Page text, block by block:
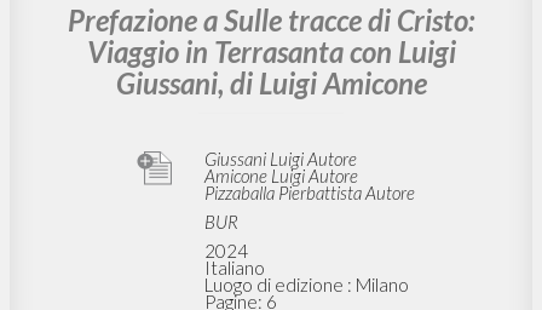
Prefazione a Sulle tracce di Cristo:
Viaggio in Terrasanta con Luigi
Giussani, di Luigi Amicone
Giussani Luigi Autore
Amicone Luigi Autore
Pizzaballa Pierbattista Autore
BUR
2024
Italiano
Luogo di edizione : Milano
Pagine: 6